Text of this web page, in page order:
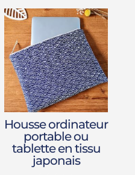
prix :
16.00€
à
19.00€
Housse ordinateur
portable ou
tablette en tissu
japonais